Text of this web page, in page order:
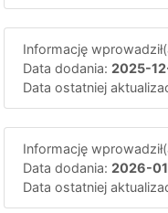
Informację
Data dodania: 2025-
Data ostatniej
Informację
Data dodania: 2026-
Data ostatniej